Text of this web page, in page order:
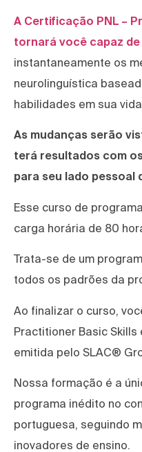
A Certificação PNL –
tornará você capaz
instantaneamente os
neurolinguística
habilidades em sua
As mudanças serão
terá resultados com
para seu lado pessoal
Esse curso de
carga horária de 80
Trata-se de um
todos os padrões da
Ao finalizar o curso,
Practitioner Basic
emitida pelo SLAC®
Nossa formação é a
programa inédito no
portuguesa, seguindo
inovadores de ensino.